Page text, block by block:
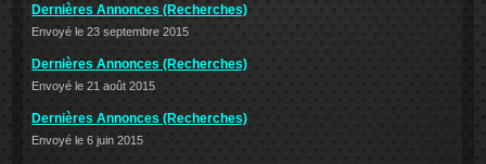
Dernières Annonces (Recherches)
Envoyé le 23 septembre 2015
Dernières Annonces (Recherches)
Envoyé le 21 août 2015
Dernières Annonces (Recherches)
Envoyé le 6 juin 2015